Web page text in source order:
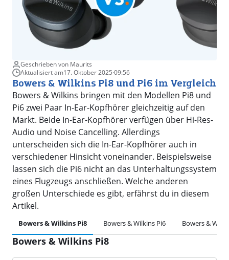
Geschrieben von Maurits
Aktualisiert am17. Oktober 2025·09:56
Bowers & Wilkins Pi8 und Pi6 im Vergleich
Bowers & Wilkins bringen mit den Modellen Pi8 und
Pi6 zwei Paar In-Ear-Kopfhörer gleichzeitig auf den
Markt. Beide In-Ear-Kopfhörer verfügen über Hi-Res-
Audio und Noise Cancelling. Allerdings
unterscheiden sich die In-Ear-Kopfhörer auch in
verschiedener Hinsicht voneinander. Beispielsweise
lassen sich die Pi6 nicht an das Unterhaltungssystem
eines Flugzeugs anschließen. Welche anderen
großen Unterschiede es gibt, erfährst du in diesem
Artikel.
Bowers & Wilkins Pi8 Bowers & Wilkins Pi6 Bowers &
Bowers & Wilkins Pi8